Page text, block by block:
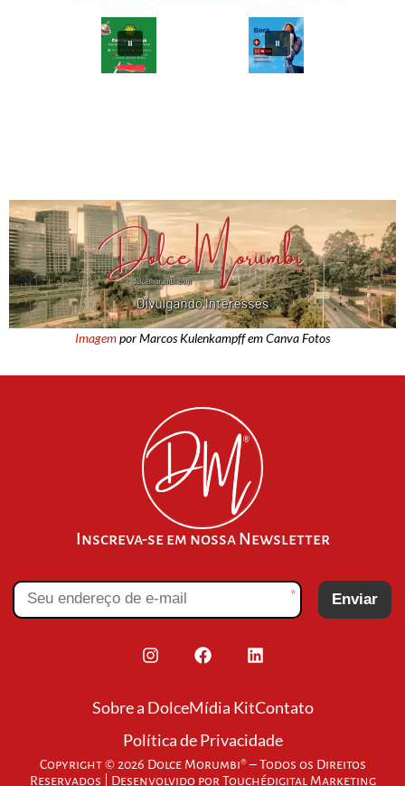
Imagempor Marcos Kulenkampff em Canva Fotos
Inscreva-se em nossa Newsletter
* Enviar
Sobre a DolceMídia KitContato
Política de Privacidade
Copyright © 2026 Dolce Morumbi® – Todos os Direitos
Reservados | Desenvolvido por Touchédigital Marketing